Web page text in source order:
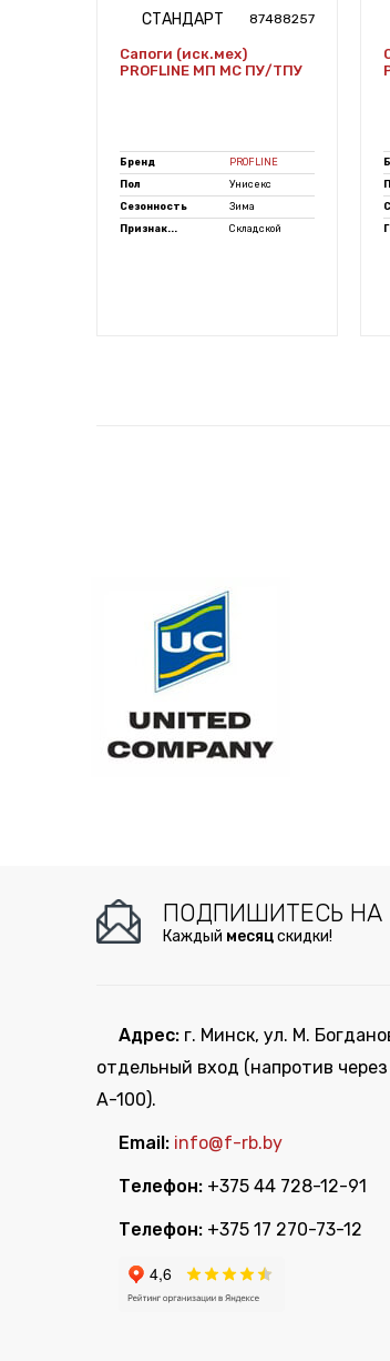
СТАНДАРТ 87488257
Сапоги (иск.мех)
PROFLINE МП МС ПУ/ТПУ
Бренд
PROFLINE
Пол
Унисекс
Сезонность
Зима
Признак...
Складской
ПОДПИШИТЕСЬ НА
Каждый месяцскидки!
Адрес: г. Минск, ул. М.
отдельный вход (напротив
А-100).
Email: info@f-rb.by
Телефон: +375 44 728-12-91
Телефон: +375 17 270-73-12